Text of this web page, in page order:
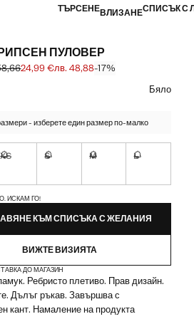
ТЪРСЕНЕВЛИЗАНЕСПИСЪК С
ПУЛОВЕР
цена [29,99 € лв. 58,66]
[24,99 € лв. 48,88]
24,99 €лв. 48,88-17%
Бяло
- изберете един размер по-малко
XS S M L
ИСКАМ ГО!
КЪМ СПИСЪКА С ЖЕЛАНИЯ
ВИЖТЕ ВИЗИЯТА
ДО МАГАЗИН
Ребристо плетиво. Прав дизайн.
Дълъг ръкав. Завършва с
кант. Намаление на продукта